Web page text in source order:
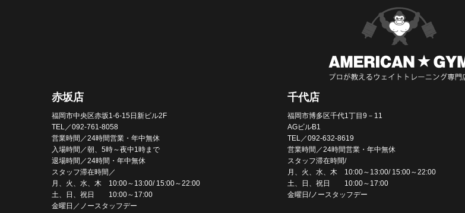
赤坂店
福岡市中央区赤坂1-6-15日新ビル2F
TEL／092-761-8058
営業時間／24時間営業・年中無休
入場時間／朝、5時～夜中1時まで
退場時間／24時間・年中無休
スタッフ滞在時間／
月、火、水、木 10:00～13:00/ 15:00～22:00
土、日、祝日 10:00～17:00
金曜日／ノースタッフデー
千代店
福岡市博多区千代1丁目9－11
AGビルB1
TEL／092-632-8619
営業時間／24時間営業・年中無休
スタッフ滞在時間/
月、火、水、木 10:00～13:00/ 15:00～22:00
土、日、祝日 10:00～17:00
金曜日/ノースタッフデー